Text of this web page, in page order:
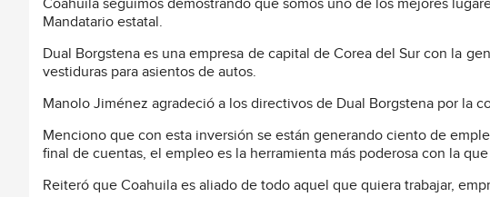
Coahuila seguimos demostrando que somos uno de los mejores
Mandatario estatal.
Dual Borgstena es una empresa de capital de Corea del Sur con la
vestiduras para asientos de autos.
Manolo Jiménez agradeció a los directivos de Dual Borgstena por la
Menciono que con esta inversión se están generando ciento de
final de cuentas, el empleo es la herramienta más poderosa con la
Reiteró que Coahuila es aliado de todo aquel que quiera trabajar,